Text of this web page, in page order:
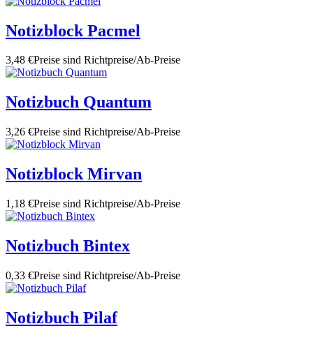
Notizblock Pacmel
3,48 €Preise sind Richtpreise/Ab-Preise
Notizbuch Quantum
3,26 €Preise sind Richtpreise/Ab-Preise
Notizblock Mirvan
1,18 €Preise sind Richtpreise/Ab-Preise
Notizbuch Bintex
0,33 €Preise sind Richtpreise/Ab-Preise
Notizbuch Pilaf